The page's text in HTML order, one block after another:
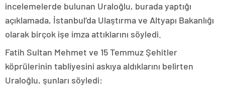
incelemelerde bulunan Uraloğlu, burada yaptığı
açıklamada, İstanbul’da Ulaştırma ve Altyapı Bakanlığı
olarak birçok işe imza attıklarını söyledi.
Fatih Sultan Mehmet ve 15 Temmuz Şehitler
köprülerinin tabliyesini askıya aldıklarını belirten
Uraloğlu, şunları söyledi: